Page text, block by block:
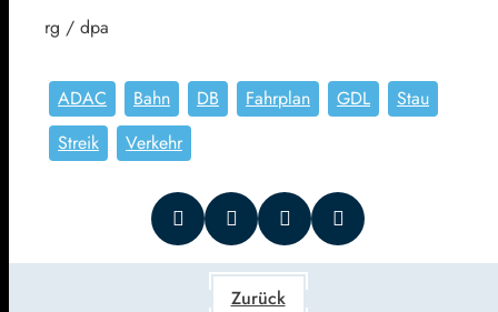
rg / dpa
ADAC Bahn DB Fahrplan GDL
Stau
Streik
Verkehr
Zurück